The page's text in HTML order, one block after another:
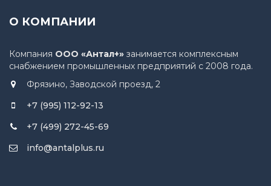
О КОМПАНИИ
Компания ООО «Антал+» занимается комплексным
снабжением промышленных предприятий с 2008 года.
Фрязино, Заводской проезд, 2
+7 (995) 112-92-13
+7 (499) 272-45-69
info@antalplus.ru